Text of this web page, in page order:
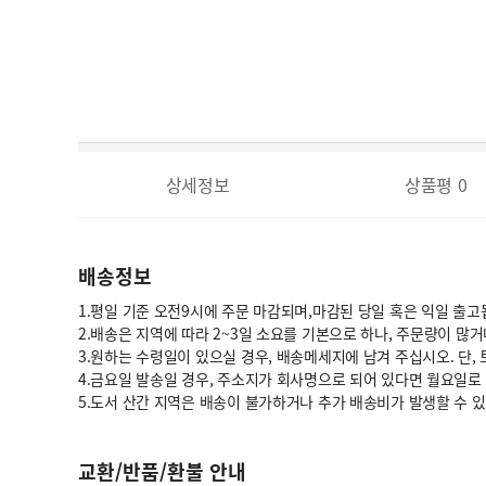
상세정보 상품평 0
배송정보
1.평일 기준 오전9시에 주문 마감되며,마감된 당일 혹은 익일 출고
2.배송은 지역에 따라 2~3일 소요를 기본으로 하나, 주문량이 많
3.원하는 수령일이 있으실 경우, 배송메세지에 남겨 주십시오. 단
4.금요일 발송일 경우, 주소지가 회사명으로 되어 있다면 월요일
5.도서 산간 지역은 배송이 불가하거나 추가 배송비가 발생할 수
교환/반품/환불 안내